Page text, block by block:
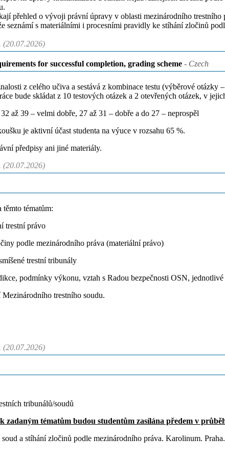
přehled o vývoji právní úpravy v oblasti mezinárodního
seznámí s materiálními i procesními pravidly ke stíhání zločinů
(20.07.2026)
for successful completion, grading scheme - Czech
z celého učiva a sestává z kombinace testu (výběrové
bude skládat z 10 testových otázek a 2 otevřených otázek, v
až 39 – velmi dobře, 27 až 31 – dobře a do 27 – neprospěl
je aktivní účast studenta na výuce v rozsahu 65 %.
předpisy ani jiné materiály.
(20.07.2026)
tématům:
trestní právo
podle mezinárodního práva (materiální právo)
trestní tribunály
podmínky výkonu, vztah s Radou bezpečnosti OSN,
trestního soudu.
(20.07.2026)
tribunálů/soudů
tématům budou studentům zasílána předem v
a stíhání zločinů podle mezinárodního práva. Karolinum.